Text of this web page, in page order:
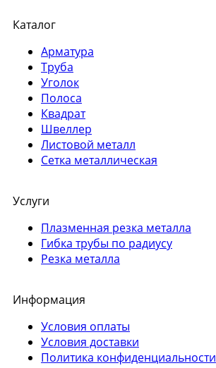
Каталог
Арматура
Труба
Уголок
Полоса
Квадрат
Швеллер
Листовой металл
Сетка металлическая
Услуги
Плазменная резка металла
Гибка трубы по радиусу
Резка металла
Информация
Условия оплаты
Условия доставки
Политика конфиденциальности